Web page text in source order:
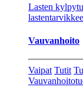
Lasten
Vauvanhoito
Vaipat Tutit